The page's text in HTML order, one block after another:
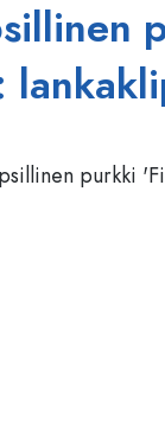
Pullot tuotemerkin
WECK-Lasipullot
Pullot toiminnon
Patenttikorkkipullot